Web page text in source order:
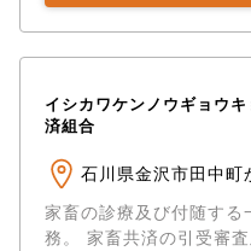
イシカワケンノウギョウ
済組合
石川県金沢市田中町
家畜の診療及び付随する一般業務。
務。 家畜共済の引受審査及び損害認定に係る業務。 ※